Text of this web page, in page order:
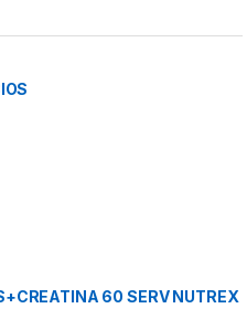
60 SERV NUTREX